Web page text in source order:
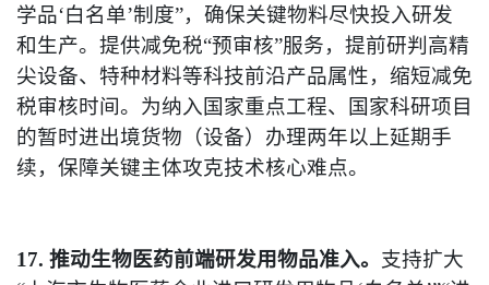
学品‘白名单’制度”，确保关键物料尽快投入研发
和生产。提供减免税“预审核”服务，提前研判高精
尖设备、特种材料等科技前沿产品属性，缩短减免
税审核时间。为纳入国家重点工程、国家科研项目
的暂时进出境货物（设备）办理两年以上延期手
续，保障关键主体攻克技术核心难点。
17. 推动生物医药前端研发用物品准入。 支持扩大